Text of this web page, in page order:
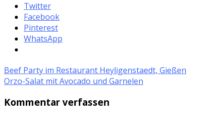
Twitter
Facebook
Pinterest
WhatsApp
Beef Party im Restaurant Heyligenstaedt, Gießen
Orzo-Salat mit Avocado und Garnelen
Kommentar verfassen